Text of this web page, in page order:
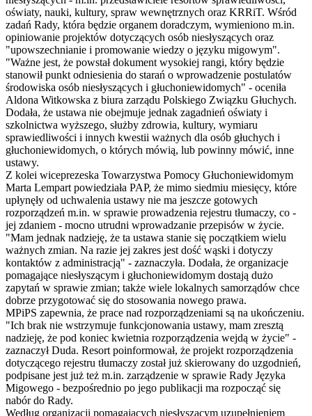
oświaty, nauki, kultury, spraw wewnętrznych oraz KRRiT. Wśród
zadań Rady, która będzie organem doradczym, wymieniono m.in.
opiniowanie projektów dotyczących osób niesłyszących oraz
"upowszechnianie i promowanie wiedzy o języku migowym".
"Ważne jest, że powstał dokument wysokiej rangi, który będzie
stanowił punkt odniesienia do starań o wprowadzenie postulatów
środowiska osób niesłyszących i głuchoniewidomych" - oceniła
Aldona Witkowska z biura zarządu Polskiego Związku Głuchych.
Dodała, że ustawa nie obejmuje jednak zagadnień oświaty i
szkolnictwa wyższego, służby zdrowia, kultury, wymiaru
sprawiedliwości i innych kwestii ważnych dla osób głuchych i
głuchoniewidomych, o których mówią, lub powinny mówić, inne
ustawy.
Z kolei wiceprezeska Towarzystwa Pomocy Głuchoniewidomym
Marta Lempart powiedziała PAP, że mimo siedmiu miesięcy, które
upłynęły od uchwalenia ustawy nie ma jeszcze gotowych
rozporządzeń m.in. w sprawie prowadzenia rejestru tłumaczy, co -
jej zdaniem - mocno utrudni wprowadzanie przepisów w życie.
"Mam jednak nadzieję, że ta ustawa stanie się początkiem wielu
ważnych zmian. Na razie jej zakres jest dość wąski i dotyczy
kontaktów z administracją" - zaznaczyła. Dodała, że organizacje
pomagające niesłyszącym i głuchoniewidomym dostają dużo
zapytań w sprawie zmian; także wiele lokalnych samorządów chce
dobrze przygotować się do stosowania nowego prawa.
MPiPS zapewnia, że prace nad rozporządzeniami są na ukończeniu.
"Ich brak nie wstrzymuje funkcjonowania ustawy, mam zresztą
nadzieję, że pod koniec kwietnia rozporządzenia wejdą w życie" -
zaznaczył Duda. Resort poinformował, że projekt rozporządzenia
dotyczącego rejestru tłumaczy został już skierowany do uzgodnień,
podpisane jest już też m.in. zarządzenie w sprawie Rady Języka
Migowego - bezpośrednio po jego publikacji ma rozpocząć się
nabór do Rady.
Według organizacji pomagających niesłyszącym uzupełnieniem